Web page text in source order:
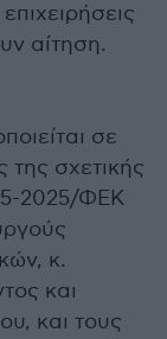
αίτηση.
σε
σχετικής
2025/ΦΕΚ
κ.
και
και τους